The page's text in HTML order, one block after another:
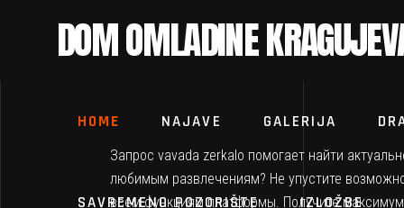
DOM OMLADINE
HOME NAJAVE GALERIJA
SAVREMENO POZORIŠTE IZLOŽBE
Запрос vavada zerkalo помогает найти
любимым развлечениям? Не упустите
всем функциям платформы. Получите максимум